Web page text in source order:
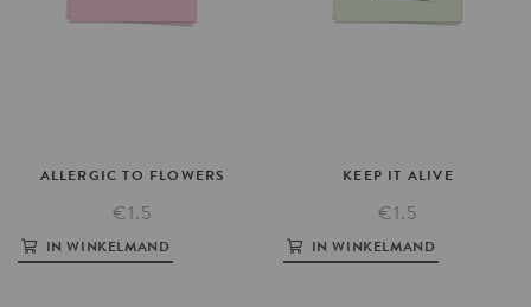
ALLERGIC TO FLOWERS
€1.5
IN WINKELMAND
KEEP IT ALIVE
€1.5
IN WINKELMAND